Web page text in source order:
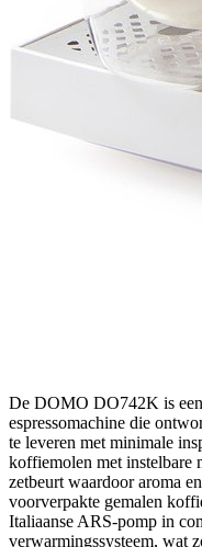
De DOMO DO742K is
espressomachine die
te leveren met minimale
koffiemolen met instelbare
zetbeurt waardoor aroma
voorverpakte gemalen
Italiaanse ARS-pomp in
verwarmingssysteem, wat